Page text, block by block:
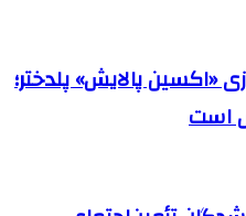
«اکسین پالایش» پلدختر؛
است